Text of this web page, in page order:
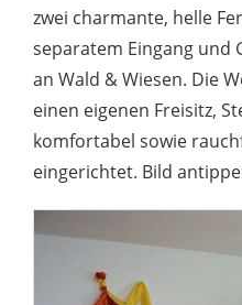
zwei charmante, helle
separatem Eingang und
an Wald & Wiesen. Die
einen eigenen Freisitz,
komfortabel sowie
eingerichtet. Bild